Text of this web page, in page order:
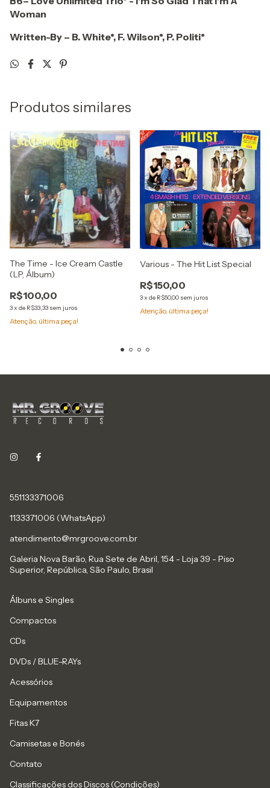
Woman
Written-By – B. White*, F. Wilson*, P. Politi*
Produtos similares
The Time - Ice Cream Castle
(LP, Álbum)
R$100,00
3x de R$33,33 sem juros
Atenção, última peça!
Various - The Hit List Special
R$150,00
3x de R$50,00 sem juros
Atenção, última peça!
551133371006
1133371006 (WhatsApp)
atendimento@mrgroove.com.br
Galeria Nova Barão, Rua Sete de Abril, 154 - Loja 39 - Piso
Superior, República, São Paulo, Brasil
Álbuns e Singles
Compactos
CDs
DVDs / BLUE-RAYs
Acessórios
Equipamentos
Fitas K7
Camisetas e Bonés
Contato
Classificações dos Discos (Condições)